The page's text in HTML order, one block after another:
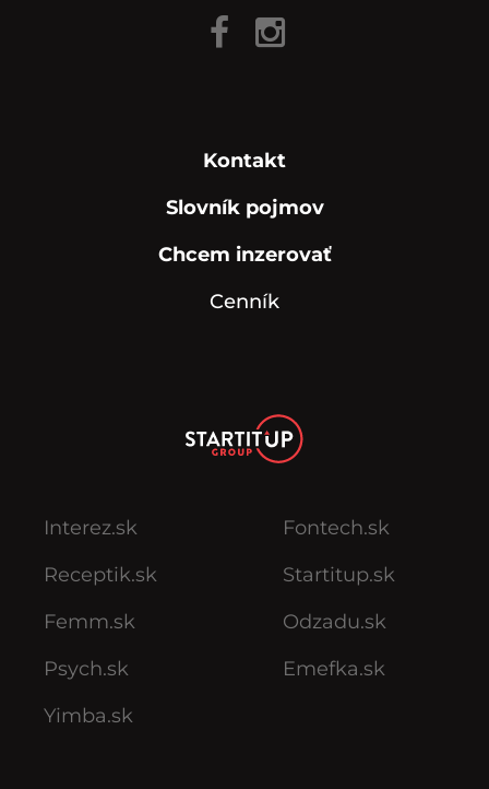
Kontakt
Slovník pojmov
Chcem inzerovať
Cenník
Interez.sk
Receptik.sk
Femm.sk
Psych.sk
Yimba.sk
Fontech.sk
Startitup.sk
Odzadu.sk
Emefka.sk